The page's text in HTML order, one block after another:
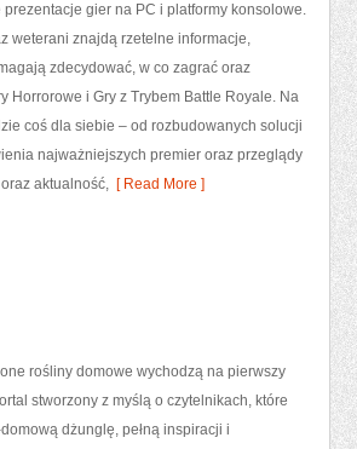
gier na PC i platformy konsolowe.
weterani znajdą rzetelne informacje,
zdecydować, w co zagrać oraz
Horrorowe i Gry z Trybem Battle Royale. Na
coś dla siebie – od rozbudowanych solucji
najważniejszych premier oraz przeglądy
aktualność, [ Read More ]
rośliny domowe wychodzą na pierwszy
stworzony z myślą o czytelnikach, które
dżunglę, pełną inspiracji i